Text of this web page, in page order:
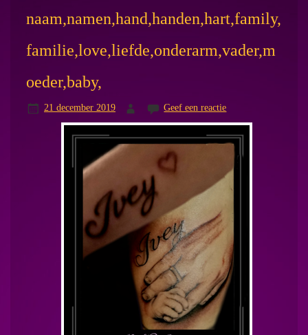
naam,namen,hand,handen,hart,family,
familie,love,liefde,onderarm,vader,m
oeder,baby,
21 december 2019 Geef een reactie